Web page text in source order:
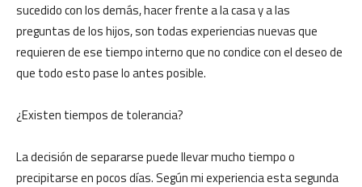
sucedido con los demás, hacer frente a la casa y a las
preguntas de los hijos, son todas experiencias nuevas que
requieren de ese tiempo interno que no condice con el deseo de
que todo esto pase lo antes posible.
¿Existen tiempos de tolerancia?
La decisión de separarse puede llevar mucho tiempo o
precipitarse en pocos días. Según mi experiencia esta segunda